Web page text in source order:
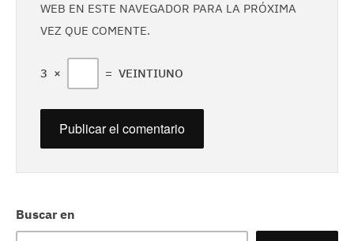
Buscar en
WEB EN ESTE NAVEGADOR PARA LA PRÓXIMA
VEZ QUE COMENTE.
3 × = VEINTIUNO